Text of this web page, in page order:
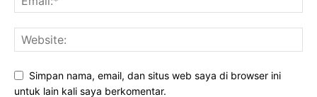
Simpan nama, email, dan situs web saya di browser ini
untuk lain kali saya berkomentar.